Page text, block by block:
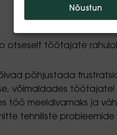
Nõustun
otseselt töötajate
põhjustada
võimaldades
töö meeldivamaks ja
tehniliste probleemide